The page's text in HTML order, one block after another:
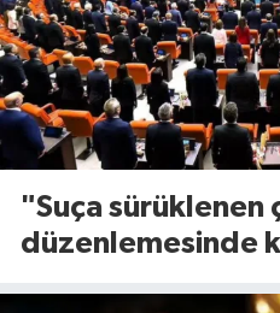
"Suça sürüklenen
düzenlemesinde